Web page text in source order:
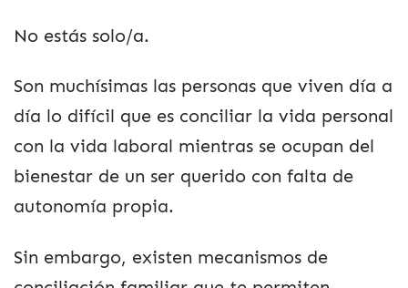
No estás solo/a.
Son muchísimas las personas que viven día a
día lo difícil que es conciliar la vida personal
con la vida laboral mientras se ocupan del
bienestar de un ser querido con falta de
autonomía propia.
Sin embargo, existen mecanismos de